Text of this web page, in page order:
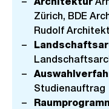
Zürich, BDE
Rudolf
Studienauftrag